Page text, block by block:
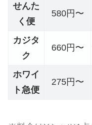
せんた
く便
580円〜
カジタ
ク
660円〜
ホワイ
ト急便
275円〜